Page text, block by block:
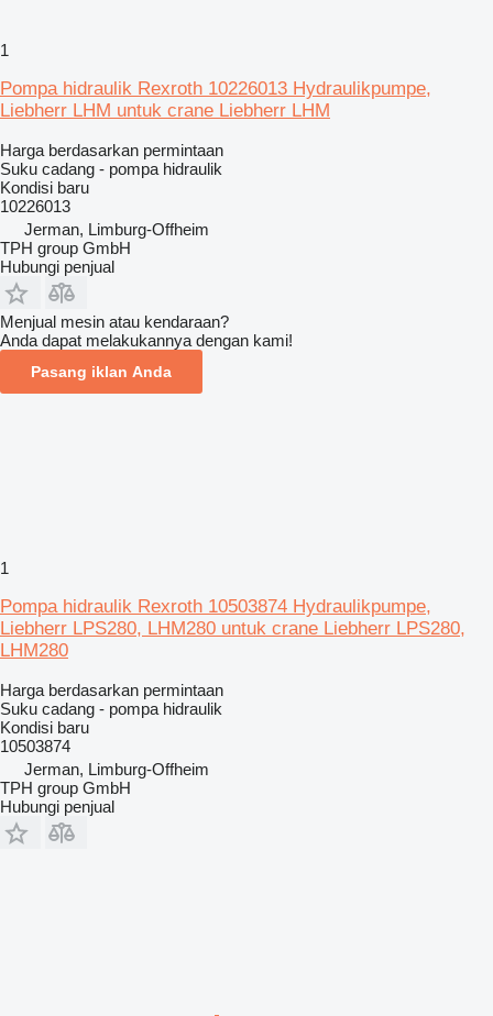
1
Pompa hidraulik Rexroth 10226013 Hydraulikpumpe,
Liebherr LHM untuk crane Liebherr LHM
Harga berdasarkan permintaan
Suku cadang - pompa hidraulik
Kondisi baru
10226013
Jerman, Limburg-Offheim
TPH group GmbH
Hubungi penjual
Menjual mesin atau kendaraan?
Anda dapat melakukannya dengan kami!
Pasang iklan Anda
1
Pompa hidraulik Rexroth 10503874 Hydraulikpumpe,
Liebherr LPS280, LHM280 untuk crane Liebherr LPS280,
LHM280
Harga berdasarkan permintaan
Suku cadang - pompa hidraulik
Kondisi baru
10503874
Jerman, Limburg-Offheim
TPH group GmbH
Hubungi penjual